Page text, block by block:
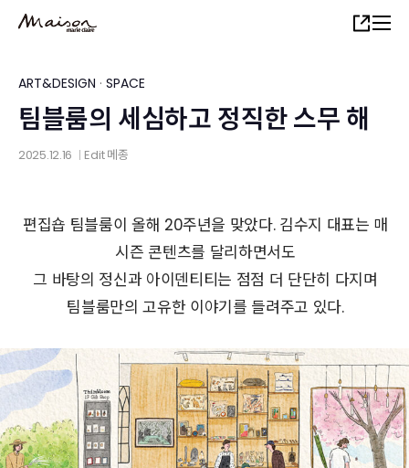
content
Share
ART&DESIGN · SPACE
팀블룸의 세심하고 정직한 스무 해
2025.12.16 Edit메종
편집숍 팀블룸이 올해 20주년을 맞았다. 김수지 대표는 매
시즌 콘텐츠를 달리하면서도
그 바탕의 정신과 아이덴티티는 점점 더 단단히 다지며
팀블룸만의 고유한 이야기를 들려주고 있다.